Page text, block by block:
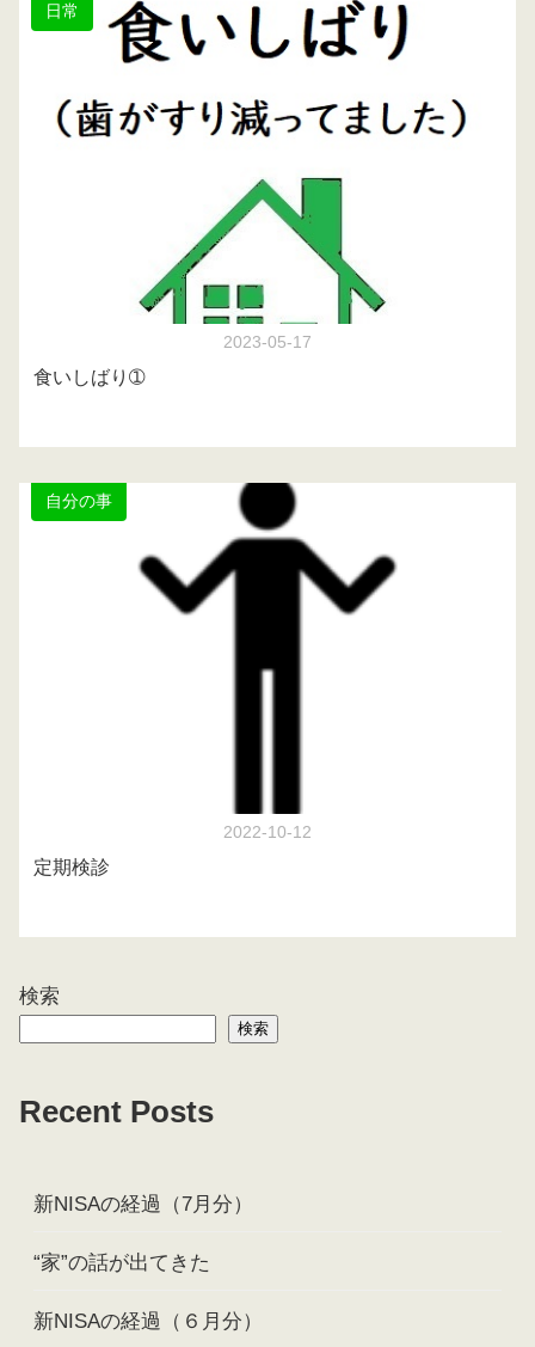
日常
2023-05-17
食いしばり➀
自分の事
2022-10-12
定期検診
検索
検索
Recent Posts
新NISAの経過（7月分）
“家”の話が出てきた
新NISAの経過（６月分）